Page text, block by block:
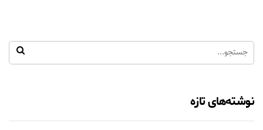
نوشته‌های تازه